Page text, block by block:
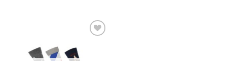
verlanglijst